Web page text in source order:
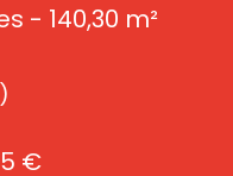
- 140,30 m²
€